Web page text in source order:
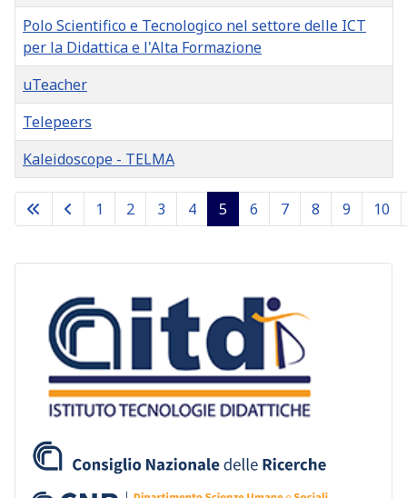
Articles
Polo Scientifico e Tecnologico nel settore delle ICT
per la Didattica e l'Alta Formazione
uTeacher
Telepeers
Kaleidoscope - TELMA
Pagina 5 di 10
1 2 3 4 5 6 7 8 9 10